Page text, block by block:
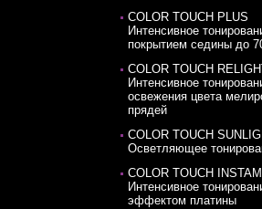
COLOR TOUCH PLUS
Интенсивное
покрытием седины до
COLOR TOUCH
Интенсивное
освежения цвета
прядей
COLOR TOUCH
Осветляющее
COLOR TOUCH
Интенсивное
эффектом платины